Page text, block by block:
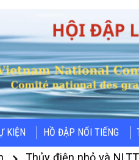
KIỆN HỒ ĐẬP NỔI TIẾNG
Thủy điện nhỏ và NLTT